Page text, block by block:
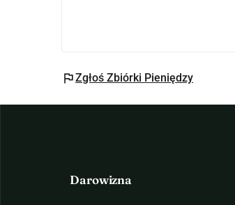
Dziękujemy za przeczytanie,
flagZgłoś Zbiórki Pieniędzy
Darowizna